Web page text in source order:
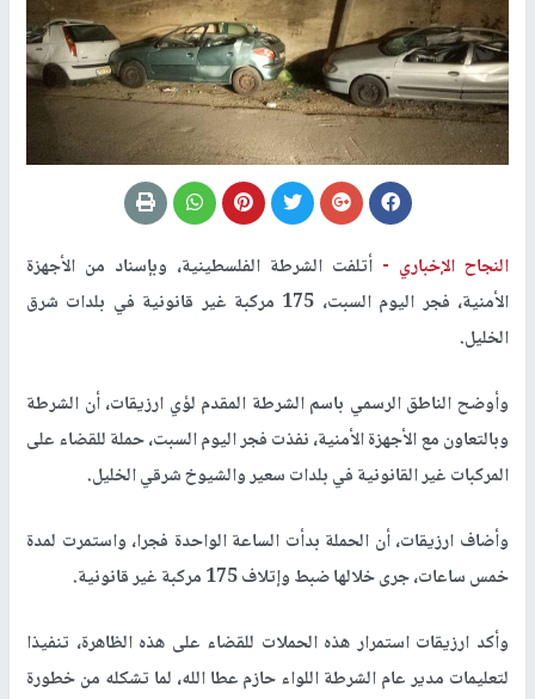
النجاح الإخباري - أتلفت الشرطة الفلسطينية، وبإسناد من الأجهزة
الأمنية، فجر اليوم السبت، 175 مركبة غير قانونية في بلدات شرق
الخليل.
وأوضح الناطق الرسمي باسم الشرطة المقدم لؤي ارزيقات، أن الشرطة
وبالتعاون مع الأجهزة الأمنية، نفذت فجر اليوم السبت، حملة للقضاء على
المركبات غير القانونية في بلدات سعير والشيوخ شرقي الخليل.
وأضاف ارزيقات، أن الحملة بدأت الساعة الواحدة فجرا، واستمرت لمدة
خمس ساعات، جرى خلالها ضبط وإتلاف 175 مركبة غير قانونية.
وأكد ارزيقات استمرار هذه الحملات للقضاء على هذه الظاهرة، تنفيذا
لتعليمات مدير عام الشرطة اللواء حازم عطا الله، لما تشكله من خطورة